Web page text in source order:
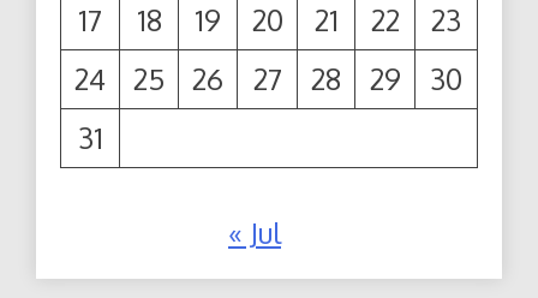
17
18 19 20 21 22
23
24
25 26 27 28 29
30
31
« Jul